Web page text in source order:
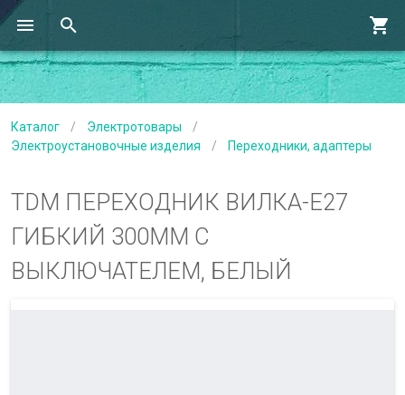
Каталог / Электротовары
/
Электроустановочные изделия
/ Переходники, адаптеры
TDM ПЕРЕХОДНИК ВИЛКА-Е27
ГИБКИЙ 300ММ С
ВЫКЛЮЧАТЕЛЕМ, БЕЛЫЙ